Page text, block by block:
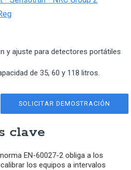
y ajuste para detectores portátiles
de 35, 60 y 118 litros.
SOLICITAR DEMOSTRACIÓN
clave
EN-60027-2 obliga a los
los equipos a intervalos